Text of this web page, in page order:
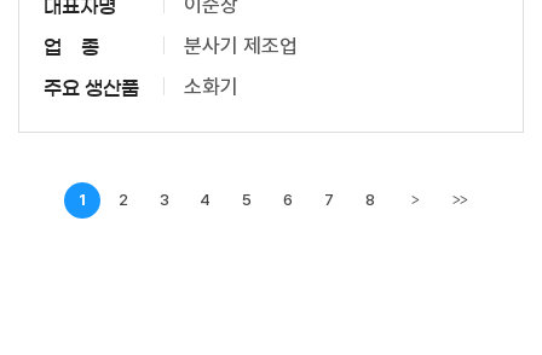
대표자명 이준창
업 종 분사기 제조업
주요 생산품 소화기
1 2 3 4 5 6 7 8 >다음페이지
>>